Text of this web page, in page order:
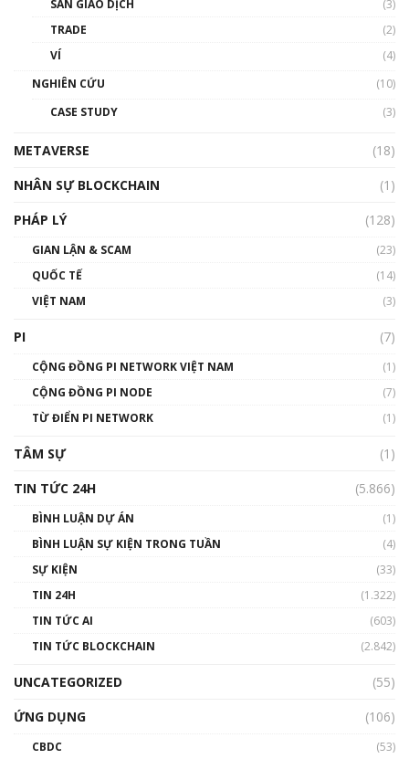
thống & Crypto qua các cuộc chiến | Phổ cập
01:32:59
gió ấm
Talkshow 14: MemeCoin – Trò đùa tỷ đô
01:29:26
SÀN GIAO DỊCH
(3)
TRADE
(2)
VÍ
(4)
NGHIÊN CỨU
(10)
CASE STUDY
(3)
METAVERSE
(18)
NHÂN SỰ BLOCKCHAIN
(1)
PHÁP LÝ
(128)
GIAN LẬN & SCAM
(23)
QUỐC TẾ
(14)
VIỆT NAM
(3)
PI (7)
CỘNG ĐỒNG PI NETWORK VIỆT NAM
(1)
CỘNG ĐỒNG PI NODE
(7)
TỪ ĐIỂN PI NETWORK
(1)
TÂM SỰ
(1)
TIN TỨC 24H
(5.866)
BÌNH LUẬN DỰ ÁN
(1)
BÌNH LUẬN SỰ KIỆN TRONG TUẦN
(4)
SỰ KIỆN
(33)
TIN 24H
(1.322)
TIN TỨC AI
(603)
TIN TỨC BLOCKCHAIN
(2.842)
UNCATEGORIZED
(55)
ỨNG DỤNG
(106)
CBDC (53)